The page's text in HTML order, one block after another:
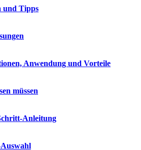
und Tipps
Anwendung und Vorteile
müssen
Anleitung